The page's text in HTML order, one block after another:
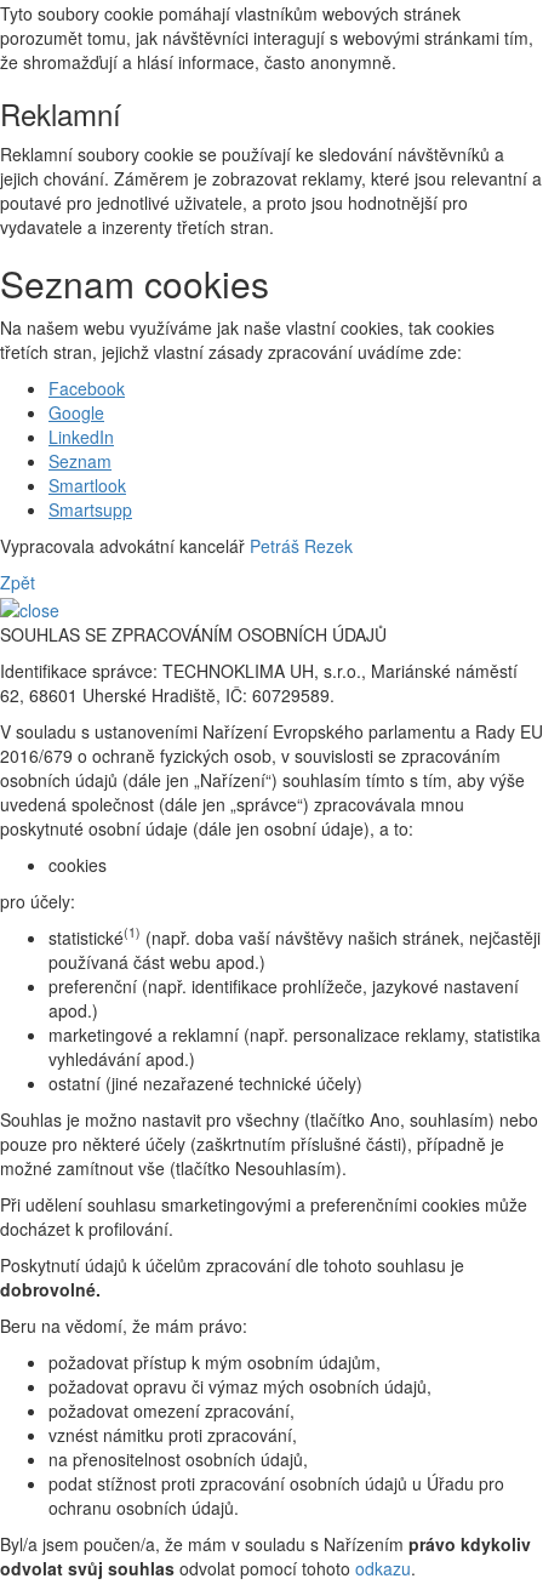
Tyto soubory cookie pomáhají vlastníkům webových stránek
porozumět tomu, jak návštěvníci interagují s webovými stránkami tím,
že shromažďují a hlásí informace, často anonymně.
Reklamní
Reklamní soubory cookie se používají ke sledování návštěvníků a
jejich chování. Záměrem je zobrazovat reklamy, které jsou relevantní a
poutavé pro jednotlivé uživatele, a proto jsou hodnotnější pro
vydavatele a inzerenty třetích stran.
Seznam cookies
Na našem webu využíváme jak naše vlastní cookies, tak cookies
třetích stran, jejichž vlastní zásady zpracování uvádíme zde:
Facebook
Google
LinkedIn
Seznam
Smartlook
Smartsupp
Vypracovala advokátní kancelář Petráš Rezek
Zpět
SOUHLAS SE ZPRACOVÁNÍM OSOBNÍCH ÚDAJŮ
Identifikace správce: TECHNOKLIMA UH, s.r.o., Mariánské náměstí
62, 68601 Uherské Hradiště, IČ: 60729589.
V souladu s ustanoveními Nařízení Evropského parlamentu a Rady EU
2016/679 o ochraně fyzických osob, v souvislosti se zpracováním
osobních údajů (dále jen „Nařízení“) souhlasím tímto s tím, aby výše
uvedená společnost (dále jen „správce“) zpracovávala mnou
poskytnuté osobní údaje (dále jen osobní údaje), a to:
cookies
pro účely:
statistické(1) (např. doba vaší návštěvy našich stránek, nejčastěji
používaná část webu apod.)
preferenční (např. identifikace prohlížeče, jazykové nastavení
apod.)
marketingové a reklamní (např. personalizace reklamy, statistika
vyhledávání apod.)
ostatní (jiné nezařazené technické účely)
Souhlas je možno nastavit pro všechny (tlačítko Ano, souhlasím) nebo
pouze pro některé účely (zaškrtnutím příslušné části), případně je
možné zamítnout vše (tlačítko Nesouhlasím).
Při udělení souhlasu smarketingovými a preferenčními cookies může
docházet k profilování.
Poskytnutí údajů k účelům zpracování dle tohoto souhlasu je
dobrovolné.
Beru na vědomí, že mám právo:
požadovat přístup k mým osobním údajům,
požadovat opravu či výmaz mých osobních údajů,
požadovat omezení zpracování,
vznést námitku proti zpracování,
na přenositelnost osobních údajů,
podat stížnost proti zpracování osobních údajů u Úřadu pro
ochranu osobních údajů.
Byl/a jsem poučen/a, že mám v souladu s Nařízením právo kdykoliv
odvolat svůj souhlas odvolat pomocí tohoto odkazu.